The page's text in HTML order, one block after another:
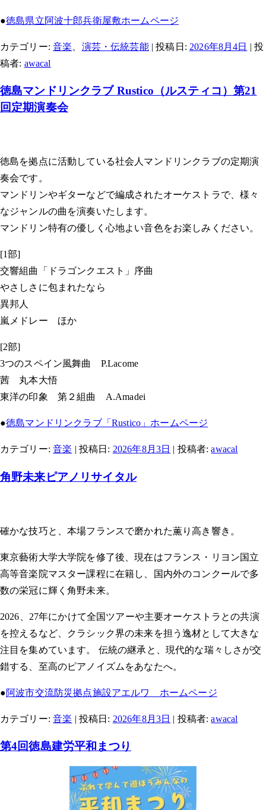
●徳島県立阿波十郎兵衛屋敷ホームページ
カテゴリー:音楽 演芸・伝統芸能| 投稿日: 2026年8月4日 | 投
稿者: awacal
徳島マンドリンクラブ Rustico（ルスティコ）第21
回定期演奏会
徳島を拠点に活動している社会人マンドリンクラブの定期演
奏会です。
マンドリンやギターなどで編成されたオーケストラで、様々
なジャンルの曲を演奏いたします。
マンドリン特有の優しく心地よい音色をお楽しみください。
[1部]
交響組曲「ドラゴンクエスト」序曲
やさしさに包まれたなら
異邦人
嵐メドレー ほか
[2部]
3つのスペイン風舞曲 P.Lacome
茜 丸本大悟
東洋の印象 第２組曲 A.Amadei
●徳島マンドリンクラブ「Rustico」ホームページ
カテゴリー:音楽 | 投稿日: 2026年8月3日 | 投稿者:awacal
角野未来ピアノリサイタル
確かな技巧と、本場フランスで磨かれた薫り高き響き。
東京藝術大学大学院を修了後、現在はフランス・リヨン国立
高等音楽院マスター課程に在籍し、国内外のコンクールで多
数の栄冠に輝く角野未来。
2026、27年にかけて全国ツアーや主要オーケストラとの共演
を控えるなど、クラシック界の未来を担う逸材として大きな
注目を集めています。 伝統の継承と、現代的な瑞々しさが交
錯する、至高のピアノイズムをあなたへ。
●阿波市交流防災拠点施設アエルワ ホームページ
カテゴリー:音楽 | 投稿日: 2026年8月3日 | 投稿者:awacal
第4回徳島建労平和まつり